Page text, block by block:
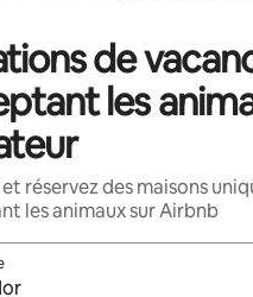
de
les
réservez des maisons
les animaux sur Airbnb
les résultats s'affichent,